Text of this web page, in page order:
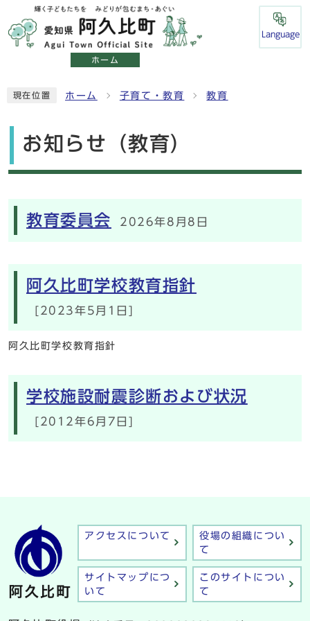
ホーム
Language
現在位置 ホーム 子育て・教育 教育
お知らせ（教育）
メインメニュー
教育委員会 2026年8月8日
阿久比町学校教育指針
[2023年5月1日]
阿久比町学校教育指針
学校施設耐震診断および状況
[2012年6月7日]
アクセスについて
役場の組織につい
て
サイトマップにつ
いて
このサイトについ
て